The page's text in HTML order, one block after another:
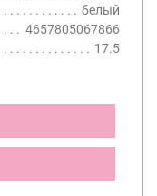
белый
4657805067866
17.5